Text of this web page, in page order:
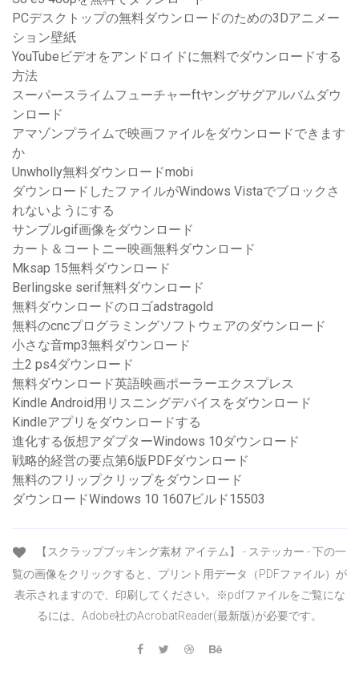
PCデスクトップの無料ダウンロードのための3Dアニメー
ション壁紙
YouTubeビデオをアンドロイドに無料でダウンロードする
方法
スーパースライムフューチャーftヤングサグアルバムダウ
ンロード
アマゾンプライムで映画ファイルをダウンロードできます
か
Unwholly無料ダウンロードmobi
ダウンロードしたファイルがWindows Vistaでブロックさ
れないようにする
サンプルgif画像をダウンロード
カート＆コートニー映画無料ダウンロード
Mksap 15無料ダウンロード
Berlingske serif無料ダウンロード
無料ダウンロードのロゴadstragold
無料のcncプログラミングソフトウェアのダウンロード
小さな音mp3無料ダウンロード
土2 ps4ダウンロード
無料ダウンロード英語映画ポーラーエクスプレス
Kindle Android用リスニングデバイスをダウンロード
Kindleアプリをダウンロードする
進化する仮想アダプターWindows 10ダウンロード
戦略的経営の要点第6版PDFダウンロード
無料のフリップクリップをダウンロード
ダウンロードWindows 10 1607ビルド15503
【スクラップブッキング素材 アイテム】 - ステッカー - 下の一
覧の画像をクリックすると、プリント用データ（PDFファイル）が
表示されますので、印刷してください。※pdfファイルをご覧にな
るには、Adobe社のAcrobatReader(最新版)が必要です。